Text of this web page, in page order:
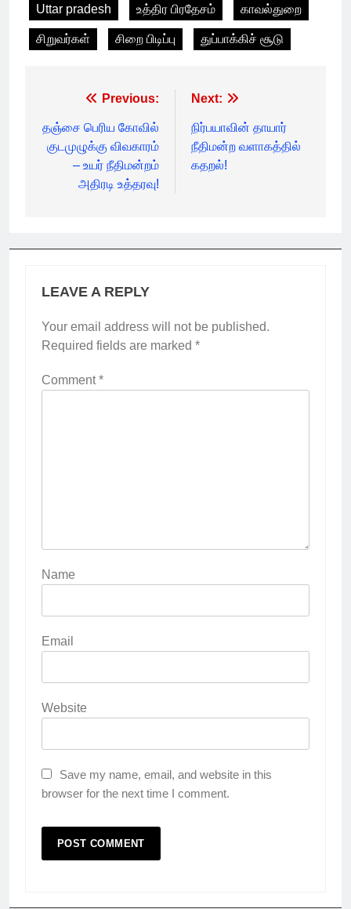
Uttar pradesh உத்திர பிரதேசம் காவல்துறை
சிறுவர்கள் சிறை பிடிப்பு துப்பாக்கிச் சூடு
navigation
Previous:
தஞ்சை பெரிய கோவில்
குடமுழுக்கு விவகாரம்
– உயர் நீதிமன்றம்
அதிரடி உத்தரவு!
Next:
நிர்பயாவின் தாயார்
நீதிமன்ற வளாகத்தில்
கதறல்!
LEAVE A REPLY
Your email address will not be published.
Required fields are marked *
Comment*
Name
Email
Website
Save my name, email, and website in this
browser for the next time I comment.